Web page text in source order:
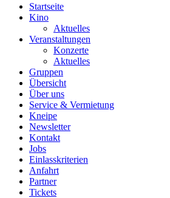
Startseite
Kino
Aktuelles
Veranstaltungen
Konzerte
Aktuelles
Gruppen
Übersicht
Über uns
Service & Vermietung
Kneipe
Newsletter
Kontakt
Jobs
Einlasskriterien
Anfahrt
Partner
Tickets